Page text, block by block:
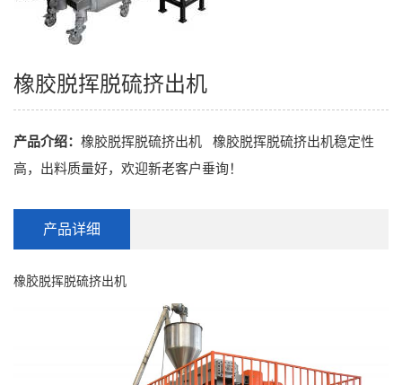
橡胶脱挥脱硫挤出机
产品介绍： 橡胶脱挥脱硫挤出机 橡胶脱挥脱硫挤出机稳定性
高，出料质量好，欢迎新老客户垂询！
产品详细
橡胶脱挥脱硫挤出机